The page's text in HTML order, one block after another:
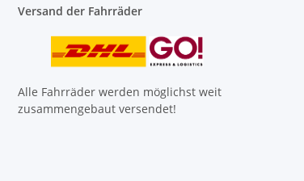
Versand der Fahrräder
Alle Fahrräder werden möglichst weit
zusammengebaut versendet!